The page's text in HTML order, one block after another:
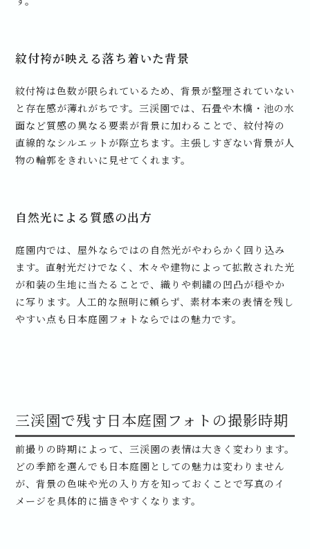
紋付袴が映える落ち着いた背景
紋付袴は色数が限られているため、背景が整理されていない
と存在感が薄れがちです。三渓園では、石畳や木橋・池の水
面など質感の異なる要素が背景に加わることで、紋付袴の
直線的なシルエットが際立ちます。主張しすぎない背景が人
物の輪郭をきれいに見せてくれます。
自然光による質感の出方
庭園内では、屋外ならではの自然光がやわらかく回り込み
ます。直射光だけでなく、木々や建物によって拡散された光
が和装の生地に当たることで、織りや刺繍の凹凸が穏やか
に写ります。人工的な照明に頼らず、素材本来の表情を残し
やすい点も日本庭園フォトならではの魅力です。
三渓園で残す日本庭園フォトの撮影時期
前撮りの時期によって、三渓園の表情は大きく変わります。
どの季節を選んでも日本庭園としての魅力は変わりません
が、背景の色味や光の入り方を知っておくことで写真のイ
メージを具体的に描きやすくなります。